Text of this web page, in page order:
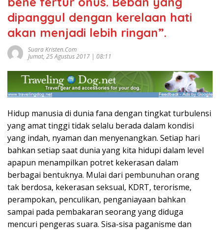
dipanggul dengan kerelaan hati
akan menjadi lebih ringan”.
Suara Kristen.com
Jumat, 25 Agustus 2017 | 08:11
Hidup manusia di dunia fana dengan tingkat turbulensi
yang amat tinggi tidak selalu berada dalam kondisi
yang indah, nyaman dan menyenangkan. Setiap hari
bahkan setiap saat dunia yang kita hidupi dalam level
apapun menampilkan potret kekerasan dalam
berbagai bentuknya. Mulai dari pembunuhan orang
tak berdosa, kekerasan seksual, KDRT, terorisme,
perampokan, penculikan, penganiayaan bahkan
sampai pada pembakaran seorang yang diduga
mencuri pengeras suara. Sisa-sisa paganisme dan